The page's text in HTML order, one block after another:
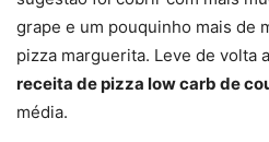
grape e um pouquinho mais de
pizza marguerita. Leve de volta
receita de pizza low carb de
média.